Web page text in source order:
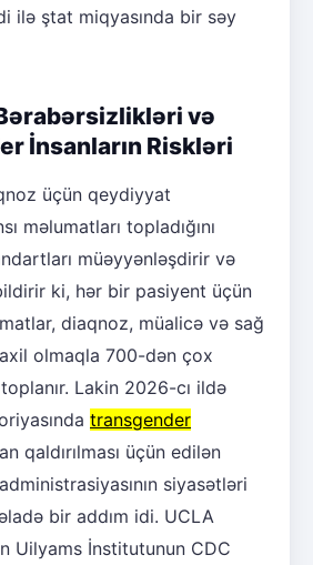
ilə ştat miqyasında bir səy
və
İnsanların Riskləri
üçün qeydiyyat
məlumatları topladığını
müəyyənləşdirir və
ki, hər bir pasiyent üçün
diaqnoz, müalicə və sağ
olmaqla 700-dən çox
Lakin 2026-cı ildə
transgender
qaldırılması üçün edilən
siyasətləri
bir addım idi. UCLA
Uilyams İnstitutunun CDC